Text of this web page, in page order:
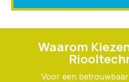
Waarom
Voor een